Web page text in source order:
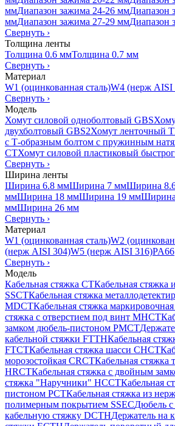
ммДиапазон зажима 24-26 ммДиапазон
ммДиапазон зажима 27-29 ммДиапазон
Свернуть ›
Толщина ленты
Толщина 0.6 ммТолщина 0.7 мм
Свернуть ›
Материал
W1 (оцинкованная сталь)W4 (нерж AISI
Свернуть ›
Модель
Хомут силовой одноболтовый GBS
двухболтовый GBS2Хомут ленточный
с Т-образным болтом с пружинным
CTХомут силовой пластиковый
Свернуть ›
Ширина ленты
Ширина 6.8 ммШирина 7 ммШирина
ммШирина 18 ммШирина 19 мм
ммШирина 26 мм
Свернуть ›
Материал
W1 (оцинкованная сталь)W2
(нерж AISI 304)W5 (нерж AISI 316)PA66
Свернуть ›
Модель
Кабельная стяжка CTКабельная стяжка
SSCTКабельная стяжка
MDCTКабельная стяжка
стяжка с отверстием под винт MHCT
замком дюбель-пистоном PMCT
кабельной стяжки FTTHКабельная
FTCTКабельная стяжка шасси CHCT
морозостойкая CRCTКабельная стяжка
HRCTКабельная стяжка с двойным
стяжка "Наручники" HCCTКабельная
пистоном PCTКабельная стяжка из
полимерным покрытием SSECДюбель с
кабельную стяжку DCTHДержатель на